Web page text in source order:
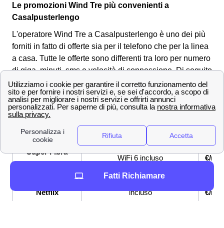
Le promozioni Wind Tre più convenienti a
Casalpusterlengo
L'operatore Wind Tre a Casalpusterlengo è uno dei più
forniti in fatto di offerte sia per il telefono che per la linea
a casa. Tutte le offerte sono differenti tra loro per numero
di giga, minuti, sms e velocità di connessione.Di seguito
andiamo a vedere tre offerte molto convenienti per i
clienti a Casalpusterlengo:
OFFERTE a
Casalpusterlengo
Super Fibra
Fibra fino a 2,5 Gbps, Modem
WiFi 6 incluso
€/
Netflix
Fibra fino a 2,5 Gbps, Netflix
incluso
€/
Fatti Richiamare